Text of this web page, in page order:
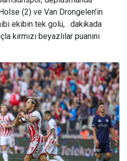
(2) ve Van Drongelen'in
ekibin tek golü, . dakikada
kırmızı beyazlılar puanını